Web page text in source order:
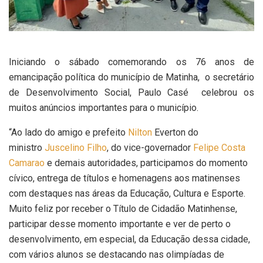
Iniciando o sábado comemorando os 76 anos de
emancipação política do município de Matinha, o secretário
de Desenvolvimento Social, Paulo Casé celebrou os
muitos anúncios importantes para o município.
“Ao lado do amigo e prefeito Nilton Everton do
ministro Juscelino Filho, do vice-governador Felipe Costa
Camarao e demais autoridades, participamos do momento
cívico, entrega de títulos e homenagens aos matinenses
com destaques nas áreas da Educação, Cultura e Esporte.
Muito feliz por receber o Título de Cidadão Matinhense,
participar desse momento importante e ver de perto o
desenvolvimento, em especial, da Educação dessa cidade,
com vários alunos se destacando nas olimpíadas de